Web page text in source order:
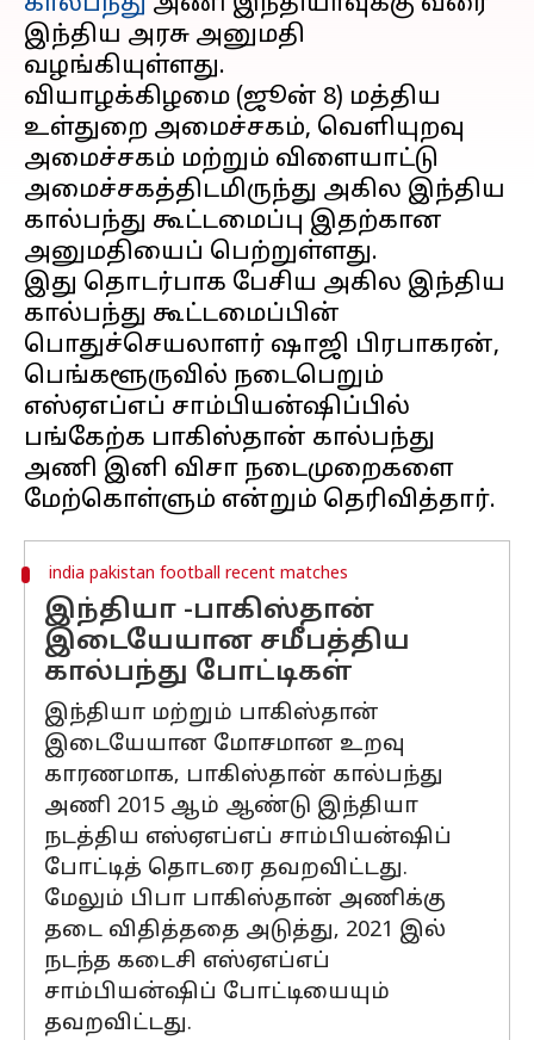
இந்திய அரசு அனுமதி
வழங்கியுள்ளது.
வியாழக்கிழமை (ஜூன் 8) மத்திய
உள்துறை அமைச்சகம், வெளியுறவு
அமைச்சகம் மற்றும் விளையாட்டு
அமைச்சகத்திடமிருந்து அகில இந்திய
கால்பந்து கூட்டமைப்பு இதற்கான
அனுமதியைப் பெற்றுள்ளது.
இது தொடர்பாக பேசிய அகில இந்திய
கால்பந்து கூட்டமைப்பின்
பொதுச்செயலாளர் ஷாஜி பிரபாகரன்,
பெங்களூருவில் நடைபெறும்
எஸ்ஏஎப்எப் சாம்பியன்ஷிப்பில்
பங்கேற்க பாகிஸ்தான் கால்பந்து
அணி இனி விசா நடைமுறைகளை
india pakistan football recent matches
இந்தியா -பாகிஸ்தான்
இடையேயான சமீபத்திய
கால்பந்து போட்டிகள்
இந்தியா மற்றும் பாகிஸ்தான்
இடையேயான மோசமான உறவு
காரணமாக, பாகிஸ்தான் கால்பந்து
அணி 2015 ஆம் ஆண்டு இந்தியா
நடத்திய எஸ்ஏஎப்எப் சாம்பியன்ஷிப்
போட்டித் தொடரை தவறவிட்டது.
மேலும் பிபா பாகிஸ்தான் அணிக்கு
தடை விதித்ததை அடுத்து, 2021 இல்
நடந்த கடைசி எஸ்ஏஎப்எப்
சாம்பியன்ஷிப் போட்டியையும்
தவறவிட்டது.